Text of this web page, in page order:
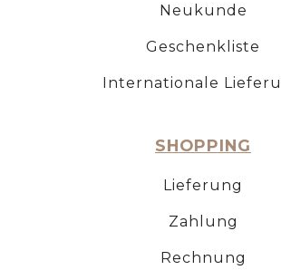
Neukunde
Geschenkliste
Internationale
SHOPPING
Lieferung
Zahlung
Rechnung